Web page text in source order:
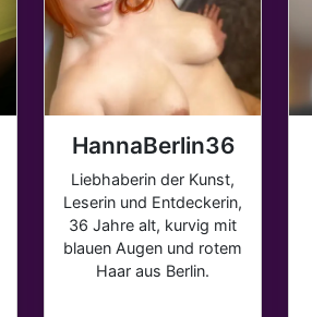
HannaBerlin36
Liebhaberin der Kunst,
Leserin und Entdeckerin,
36 Jahre alt, kurvig mit
blauen Augen und rotem
Haar aus Berlin.